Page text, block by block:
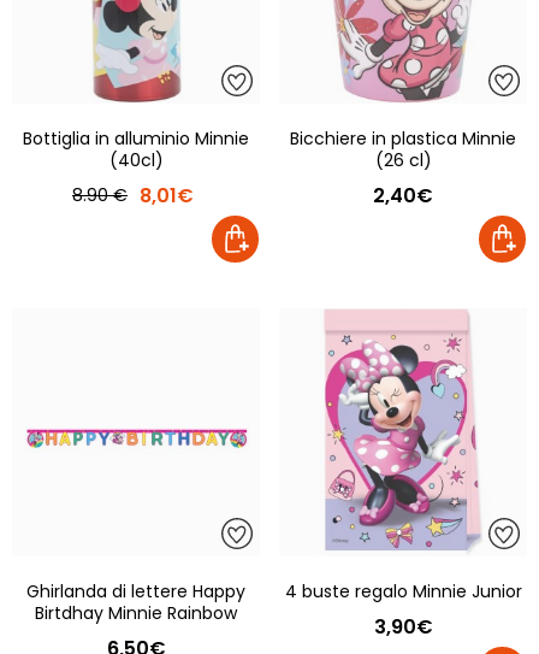
Bottiglia in alluminio Minnie
(40cl)
8.90 € 8,01€
Bicchiere in plastica Minnie
(26 cl)
2,40€
Ghirlanda di lettere Happy
Birtdhay Minnie Rainbow
4 buste regalo Minnie Junior
3,90€